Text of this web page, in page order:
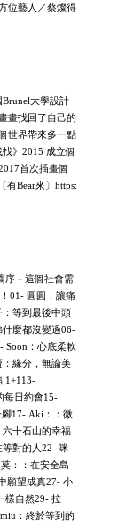
位藝人／蔡燦得
大學設計
畫找回了自己的
世界帶來多一點
》2015 成立個
首次插畫個
有Bear來〕https:
序－這個社會需
01- 圓圓：讓痛
等到最後中頭
麼都沒變過06-
Soon：心底柔軟
緣分，無論美
1+113-
每日約會15-
17- Aki：：微
十石山的幸福
對的人22- 咪
：：在安全島
願望成真27- 小
樣自然29- 拉
：終於等到的